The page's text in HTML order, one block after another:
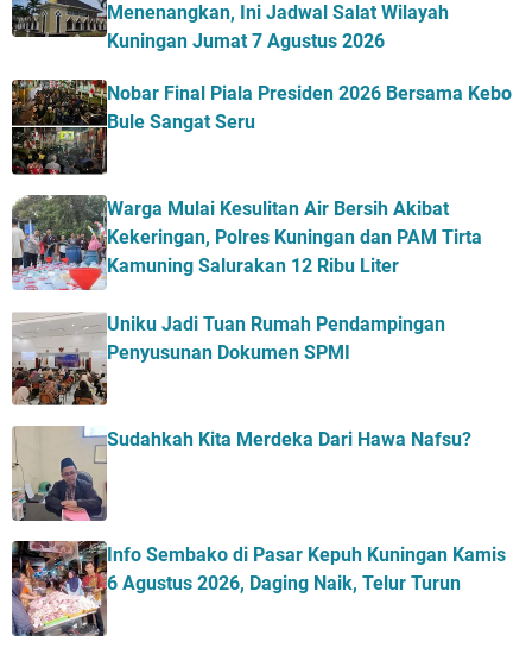
Menenangkan, Ini Jadwal Salat Wilayah
Kuningan Jumat 7 Agustus 2026
Nobar Final Piala Presiden 2026 Bersama Kebo
Bule Sangat Seru
Warga Mulai Kesulitan Air Bersih Akibat
Kekeringan, Polres Kuningan dan PAM Tirta
Kamuning Salurakan 12 Ribu Liter
Uniku Jadi Tuan Rumah Pendampingan
Penyusunan Dokumen SPMI
Sudahkah Kita Merdeka Dari Hawa Nafsu?
Info Sembako di Pasar Kepuh Kuningan Kamis
6 Agustus 2026, Daging Naik, Telur Turun